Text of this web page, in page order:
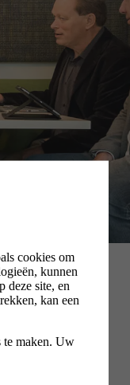
cookies om
kunnen
deze site, en
kan een
te maken. Uw